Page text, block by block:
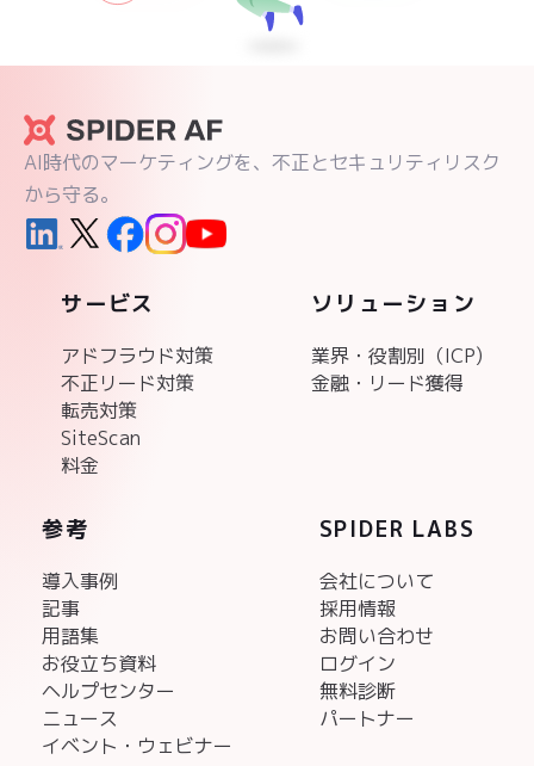
AI時代のマーケティングを、不正とセキュリティリスク
から守る。
サービス
アドフラウド対策
不正リード対策
転売対策
SiteScan
料金
ソリューション
業界・役割別（ICP)
金融・リード獲得
参考
導入事例
記事
用語集
お役立ち資料
ヘルプセンター
ニュース
イベント・ウェビナー
SPIDER LABS
会社について
採用情報
お問い合わせ
ログイン
無料診断
パートナー